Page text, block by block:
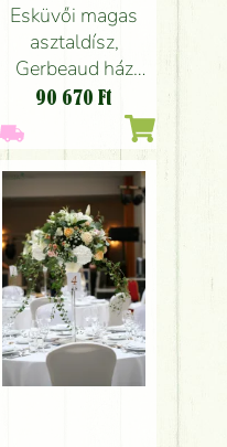
Esküvői magas
asztaldísz,
Gerbeaud ház
átrium terem
(hortenzia, rózsa,
liziantusz, liliom,
fehér, rózsaszín,
barack )
90 670 Ft